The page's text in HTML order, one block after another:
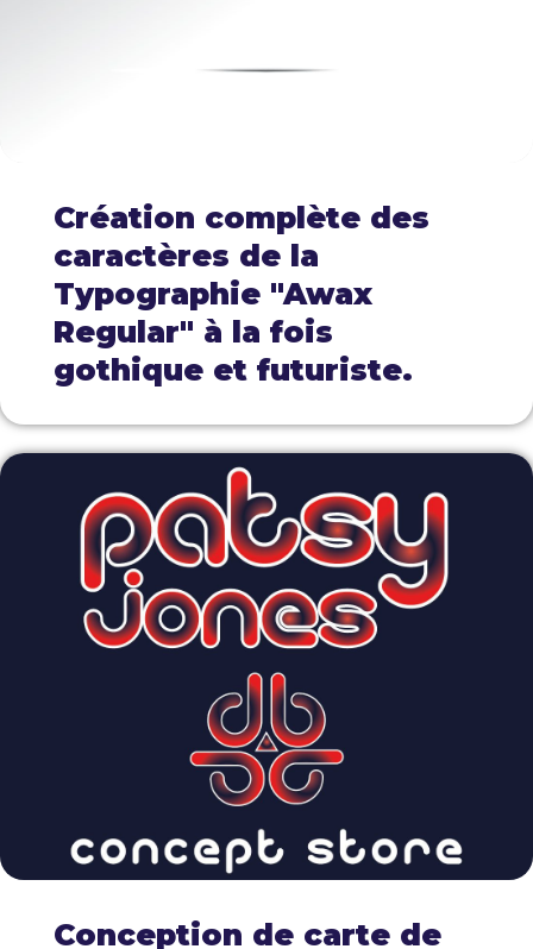
Création complète des
caractères de la
Typographie "Awax
Regular" à la fois
gothique et futuriste.
Conception de carte de